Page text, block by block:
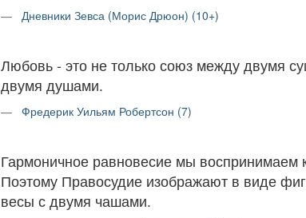
Дневники Зевса (Морис Дрюон) (10+)
Любовь - это не только союз между двумя
двумя душами.
Фредерик Уильям Робертсон (7)
Гармоничное равновесие мы воспринимаем
Поэтому Правосудие изображают в виде
весы с двумя чашами.